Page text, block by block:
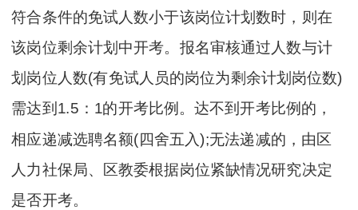
符合条件的免试人数小于该岗位计划数时，则在
该岗位剩余计划中开考。报名审核通过人数与计
划岗位人数(有免试人员的岗位为剩余计划岗位数)
需达到1.5：1的开考比例。达不到开考比例的，
相应递减选聘名额(四舍五入);无法递减的，由区
人力社保局、区教委根据岗位紧缺情况研究决定
是否开考。